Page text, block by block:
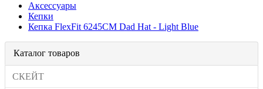
Аксессуары
Кепки
Кепка FlexFit 6245CM Dad Hat - Light Blue
Каталог товаров
СКЕЙТ